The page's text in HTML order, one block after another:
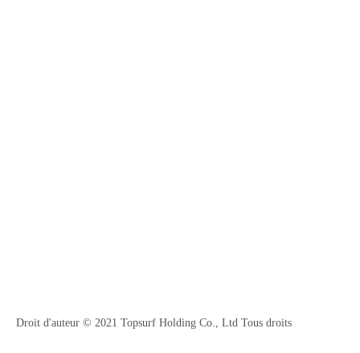
Droit d'auteur © 2021 Topsurf Holding Co., Ltd Tous droits